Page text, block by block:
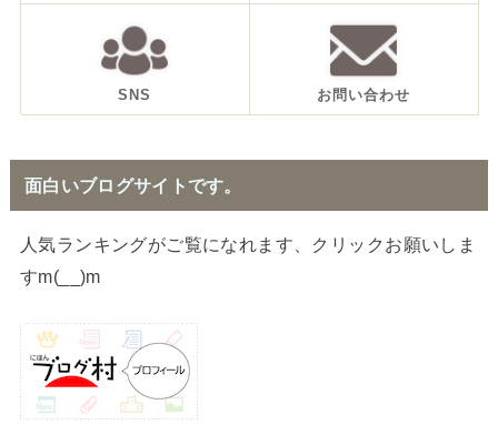
SNS お問い合わせ
面白いブログサイトです。
人気ランキングがご覧になれます、クリックお願いしま
すm(__)m